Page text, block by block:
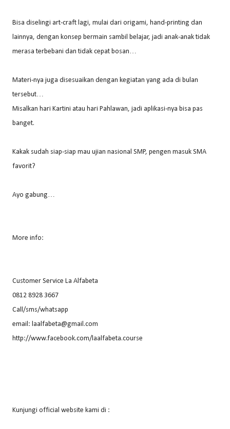
Bisa diselingi art-craft lagi, mulai dari origami, hand-printing dan
lainnya, dengan konsep bermain sambil belajar, jadi anak-anak tidak
merasa terbebani dan tidak cepat bosan…
Materi-nya juga disesuaikan dengan kegiatan yang ada di bulan
tersebut…
Misalkan hari Kartini atau hari Pahlawan, jadi aplikasi-nya bisa pas
banget.
Kakak sudah siap-siap mau ujian nasional SMP, pengen masuk SMA
favorit?
Ayo gabung…
More info:
Customer Service La Alfabeta
0812 8928 3667
Call/sms/whatsapp
email: laalfabeta@gmail.com
http://www.facebook.com/laalfabeta.course
Kunjungi official website kami di :